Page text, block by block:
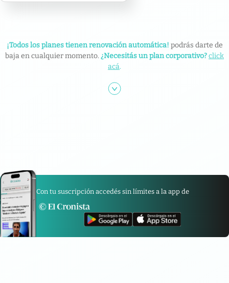
¡Todos los planes tienen renovación automática! podrás darte de
baja en cualquier momento. ¿Necesitás un plan corporativo?click
acá.
Con tu suscripción accedés sin límites a la app de